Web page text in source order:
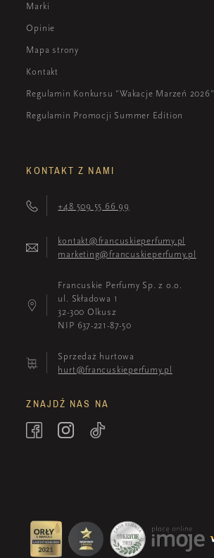
Marki
Opinie
Mapa strony
Kontakt
Regulamin Konkursu "Wakacje Marzeń 2026"
Regulamin Promocji Summer Edition
KONTAKT Z NAMI
+48 509 55 66 99
kontakt@francuskieperfumy.pl
marketing@francuskieperfumy.pl
Francuskie Perfumy Sp. z o.o.
ul. Składowa 1
32-300 Olkusz
NIP 637-221-87-50
Sprzedaż hurtowa
hurt@francuskieperfumy.pl
ZNAJDŹ NAS NA